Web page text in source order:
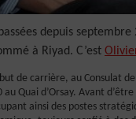
depuis
à Riyad. C’est
de carrière, au Consulat
Quai d’Orsay. Avant
ainsi des postes